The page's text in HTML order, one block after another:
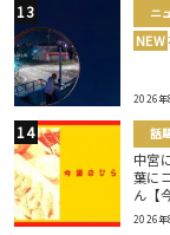
ニ
NEW
2026年
話
中宮
葉に
ん【
2026年